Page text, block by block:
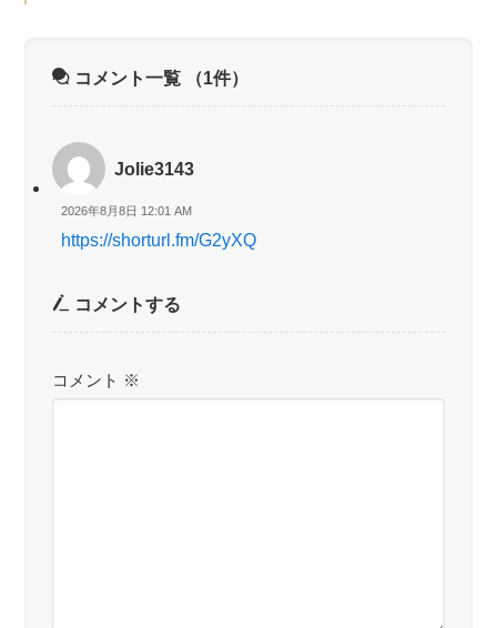
コメント一覧 （1件）
Jolie3143
2026年8月8日 12:01 AM
https://shorturl.fm/G2yXQ
コメントする
コメント ※